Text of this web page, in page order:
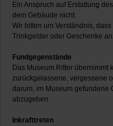
Ein Anspruch auf Erstattung
dem Gebäude nicht.
Wir bitten um Verständnis,
Trinkgelder oder Geschenke
Fundgegenstände
Das Museum Ritter übernimmt
zurückgelassene, vergessene
darum, im Museum gefundene
abzugeben.
Inkrafttreten